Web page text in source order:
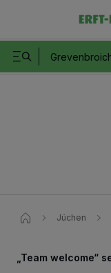
Jüchen
„Team welcome“